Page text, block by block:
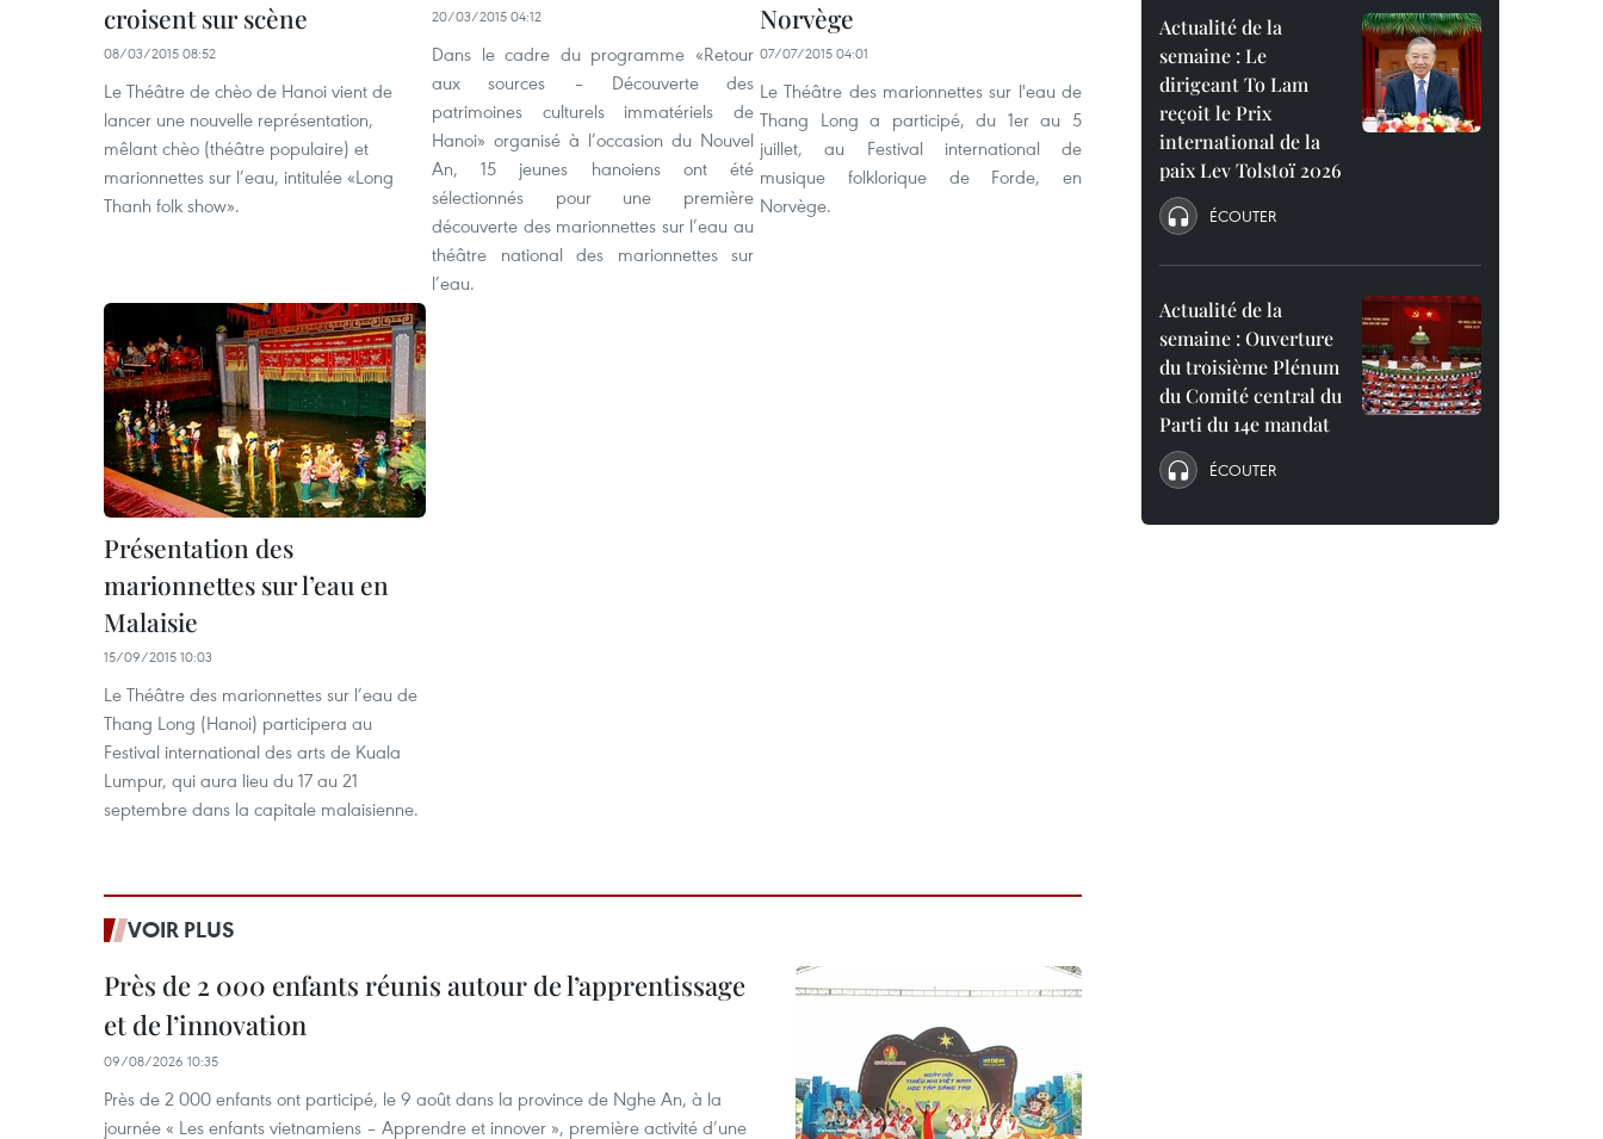
croisent sur scène
08/03/2015 08:52
Le Théâtre de chèo de Hanoi vient de
lancer une nouvelle représentation,
mêlant chèo (théâtre populaire) et
marionnettes sur l’eau, intitulée «Long
Thanh folk show».
20/03/2015 04:12
Dans le cadre du programme «Retour
aux sources – Découverte des
patrimoines culturels immatériels de
Hanoi» organisé à l’occasion du Nouvel
An, 15 jeunes hanoiens ont été
sélectionnés pour une première
découverte des marionnettes sur l’eau au
théâtre national des marionnettes sur
l’eau.
Norvège
07/07/2015 04:01
Le Théâtre des marionnettes sur l'eau de
Thang Long a participé, du 1er au 5
juillet, au Festival international de
musique folklorique de Forde, en
Norvège.
Présentation des
marionnettes sur l’eau en
Malaisie
15/09/2015 10:03
Le Théâtre des marionnettes sur l’eau de
Thang Long (Hanoi) participera au
Festival international des arts de Kuala
Lumpur, qui aura lieu du 17 au 21
septembre dans la capitale malaisienne.
VOIR PLUS
Près de 2 000 enfants réunis autour de l’apprentissage
et de l’innovation
09/08/2026 10:35
Près de 2 000 enfants ont participé, le 9 août dans la province de Nghe An, à la
journée « Les enfants vietnamiens – Apprendre et innover », première activité d’une
Actualité de la
semaine : Le
dirigeant To Lam
reçoit le Prix
international de la
paix Lev Tolstoï 2026
ÉCOUTER
Actualité de la
semaine : Ouverture
du troisième Plénum
du Comité central du
Parti du 14e mandat
ÉCOUTER